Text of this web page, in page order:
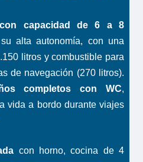
capacidad de 6 a 8
alta autonomía, con una
litros y combustible para
de navegación (270 litros).
completos con WC,
vida a bordo durante viajes
con horno, cocina de 4